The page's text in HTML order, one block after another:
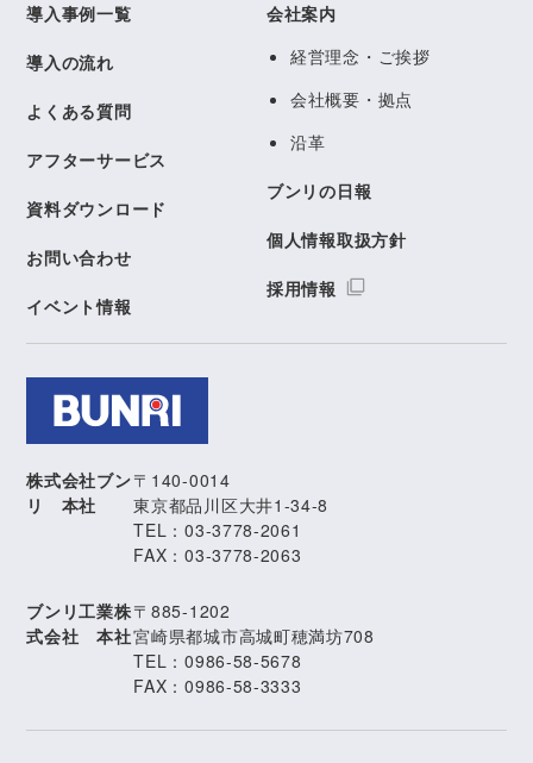
株式会社ブン
リ 本社
〒140-0014
東京都品川区大井1-34-8
TEL：03-3778-2061
FAX：03-3778-2063
ブンリ工業株
式会社 本社
〒885-1202
宮崎県都城市高城町穂満坊708
TEL：0986-58-5678
FAX：0986-58-3333
導入事例一覧
導入の流れ
よくある質問
アフターサービス
資料ダウンロード
お問い合わせ
イベント情報
会社案内
経営理念・ご挨拶
会社概要・拠点
沿革
ブンリの日報
個人情報取扱方針
採用情報